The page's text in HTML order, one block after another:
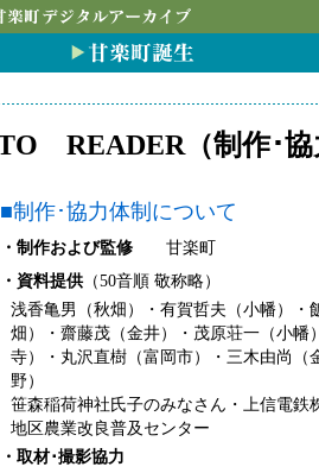
READER（制作･協
■制作･協力体制について
・制作および監修 甘楽町
・資料提供（50音順 敬称略）
浅香亀男（秋畑）・有賀哲夫（小幡）
畑）・齋藤茂（金井）・茂原荘一（小
寺）・丸沢直樹（富岡市）・三木由尚
野）
笹森稲荷神社氏子のみなさん・上信電
地区農業改良普及センター
・取材･撮影協力